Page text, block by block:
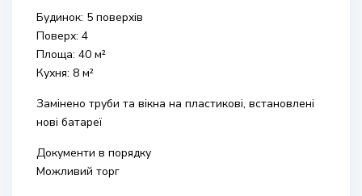
Будинок: 5 поверхів
Поверх: 4
Площа: 40 м²
Кухня: 8 м²
Замінено труби та вікна на пластикові, встановлені
нові батареї
Документи в порядку
Можливий торг